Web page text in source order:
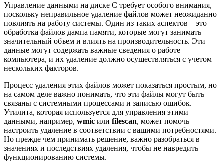
Управление данными на диске C требует особого внимания,
поскольку неправильное удаление файлов может неожиданно
повлиять на работу системы. Один из таких аспектов – это
обработка файлов дампа памяти, которые могут занимать
значительный объем и влиять на производительность. Эти
данные могут содержать важные сведения о работе
компьютера, и их удаление должно осуществляться с учетом
нескольких факторов.
Процесс удаления этих файлов может показаться простым, но
на самом деле важно понимать, что эти файлы могут быть
связаны с системными процессами и записью ошибок.
Утилита, которая используется для управления этими
данными, например, wmic или filescan, может помочь
настроить удаление в соответствии с вашими потребностями.
Но прежде чем принимать решение, важно разобраться в
значениях и последствиях удаления, чтобы не навредить
функционированию системы.